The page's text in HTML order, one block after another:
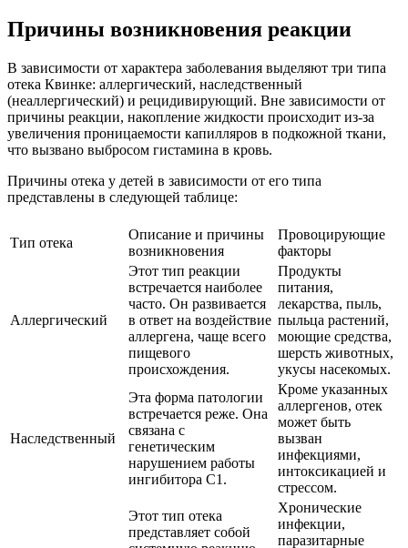
Причины возникновения реакции
В зависимости от характера заболевания выделяют три типа
отека Квинке: аллергический, наследственный
(неаллергический) и рецидивирующий. Вне зависимости от
причины реакции, накопление жидкости происходит из-за
увеличения проницаемости капилляров в подкожной ткани,
что вызвано выбросом гистамина в кровь.
Причины отека у детей в зависимости от его типа
представлены в следующей таблице:
Тип отека
Описание и причины
возникновения
Провоцирующие
факторы
Аллергический
Этот тип реакции
встречается наиболее
часто. Он развивается
в ответ на воздействие
аллергена, чаще всего
пищевого
происхождения.
Продукты
питания,
лекарства, пыль,
пыльца растений,
моющие средства,
шерсть животных,
укусы насекомых.
Наследственный
Эта форма патологии
встречается реже. Она
связана с
генетическим
нарушением работы
ингибитора С1.
Кроме указанных
аллергенов, отек
может быть
вызван
инфекциями,
интоксикацией и
стрессом.
Этот тип отека
представляет собой
Хронические
инфекции,
паразитарные